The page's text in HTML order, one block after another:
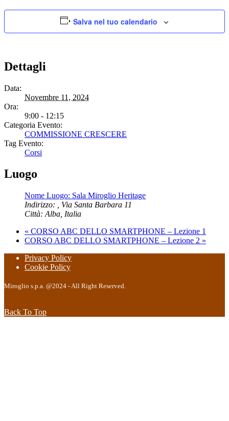
Salva nel tuo calendario
Dettagli
Data:
Novembre 11, 2024
Ora:
9:00 - 12:15
Categoria Evento:
COMMISSIONE CRESCERE
Tag Evento:
Corsi
Luogo
Nome Luogo: Sala Miroglio Heritage
Indirizzo: , Via Santa Barbara 11
Città: Alba Italia
« CORSO ABC DELLO SMARTPHONE – Lezione 1
CORSO ABC DELLO SMARTPHONE – Lezione 2 »
Privacy Policy
Cookie Policy
Miroglio s.p.a. @2024 - All Right Reserved.
Back To Top